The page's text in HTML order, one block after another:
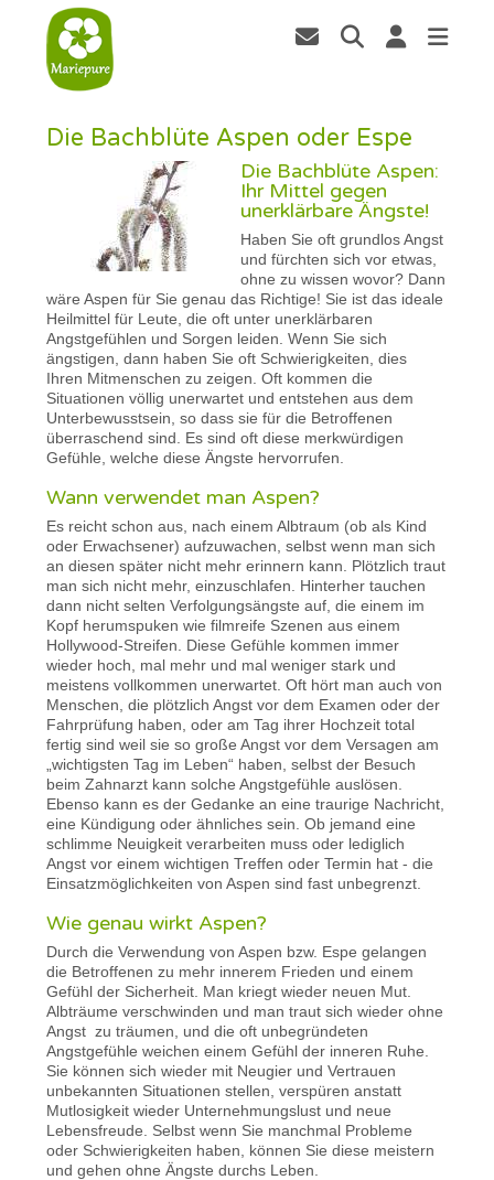
Die Bachblüte Aspen oder Espe
Die Bachblüte Aspen:
Ihr Mittel gegen
unerklärbare Ängste!
Haben Sie oft grundlos Angst
und fürchten sich vor etwas,
ohne zu wissen wovor? Dann
wäre Aspen für Sie genau das Richtige! Sie ist das ideale
Heilmittel für Leute, die oft unter unerklärbaren
Angstgefühlen und Sorgen leiden. Wenn Sie sich
ängstigen, dann haben Sie oft Schwierigkeiten, dies
Ihren Mitmenschen zu zeigen. Oft kommen die
Situationen völlig unerwartet und entstehen aus dem
Unterbewusstsein, so dass sie für die Betroffenen
überraschend sind. Es sind oft diese merkwürdigen
Gefühle, welche diese Ängste hervorrufen.
Wann verwendet man Aspen?
Es reicht schon aus, nach einem Albtraum (ob als Kind
oder Erwachsener) aufzuwachen, selbst wenn man sich
an diesen später nicht mehr erinnern kann. Plötzlich traut
man sich nicht mehr, einzuschlafen. Hinterher tauchen
dann nicht selten Verfolgungsängste auf, die einem im
Kopf herumspuken wie filmreife Szenen aus einem
Hollywood-Streifen. Diese Gefühle kommen immer
wieder hoch, mal mehr und mal weniger stark und
meistens vollkommen unerwartet. Oft hört man auch von
Menschen, die plötzlich Angst vor dem Examen oder der
Fahrprüfung haben, oder am Tag ihrer Hochzeit total
fertig sind weil sie so große Angst vor dem Versagen am
„wichtigsten Tag im Leben“ haben, selbst der Besuch
beim Zahnarzt kann solche Angstgefühle auslösen.
Ebenso kann es der Gedanke an eine traurige Nachricht,
eine Kündigung oder ähnliches sein. Ob jemand eine
schlimme Neuigkeit verarbeiten muss oder lediglich
Angst vor einem wichtigen Treffen oder Termin hat - die
Einsatzmöglichkeiten von Aspen sind fast unbegrenzt.
Wie genau wirkt Aspen?
Durch die Verwendung von Aspen bzw. Espe gelangen
die Betroffenen zu mehr innerem Frieden und einem
Gefühl der Sicherheit. Man kriegt wieder neuen Mut.
Albträume verschwinden und man traut sich wieder ohne
Angst zu träumen, und die oft unbegründeten
Angstgefühle weichen einem Gefühl der inneren Ruhe.
Sie können sich wieder mit Neugier und Vertrauen
unbekannten Situationen stellen, verspüren anstatt
Mutlosigkeit wieder Unternehmungslust und neue
Lebensfreude. Selbst wenn Sie manchmal Probleme
oder Schwierigkeiten haben, können Sie diese meistern
und gehen ohne Ängste durchs Leben.